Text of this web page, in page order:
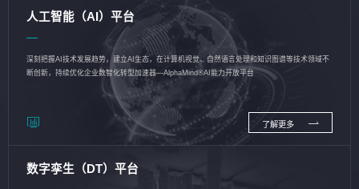
人工智能（AI）平台
深刻把握AI技术发展趋势，建立AI生态，在计算机视觉、自然语言处理和知识图谱等技术领域不
断创新，持续优化企业数智化转型加速器—AlphaMind®AI能力开放平台
了解更多
数字孪生（DT）平台